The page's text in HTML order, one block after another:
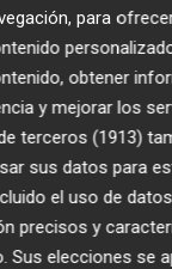
de los
un
un contexto
alcanzado un
de ocupación
para
obtener
y mejorar los
terceros (1913)
sus datos para
el uso de
precisos y
Sus elecciones se